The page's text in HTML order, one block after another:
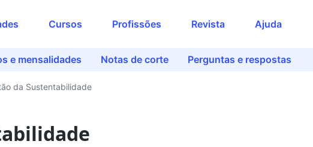
Cursos Profissões Revista Ajuda
e mensalidades Notas de corte Perguntas e respostas
da Sustentabilidade